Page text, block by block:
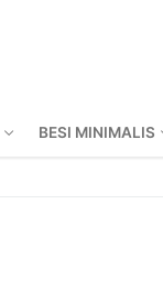
BESI MINIMALIS